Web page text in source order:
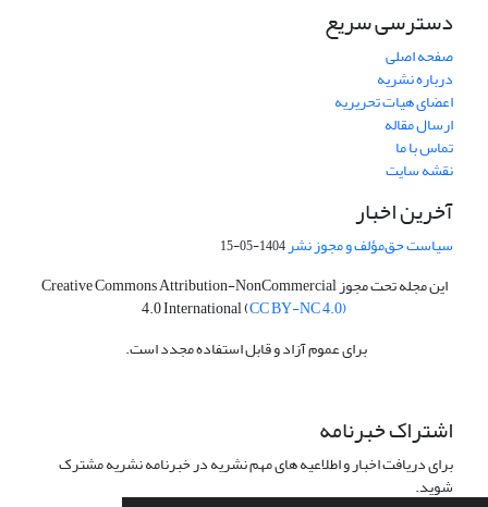
دسترسی سریع
صفحه اصلی
درباره نشریه
اعضای هیات تحریریه
ارسال مقاله
تماس با ما
نقشه سایت
آخرین اخبار
سیاست حق‌مؤلف و مجوز نشر1404-05-15
این مجله تحت مجوز Creative Commons Attribution-NonCommercial
4.0 International (CC BY-NC 4.0)
برای عموم آزاد و قابل استفاده مجدد است.
اشتراک خبرنامه
برای دریافت اخبار و اطلاعیه های مهم نشریه در خبرنامه نشریه مشترک
شوید.